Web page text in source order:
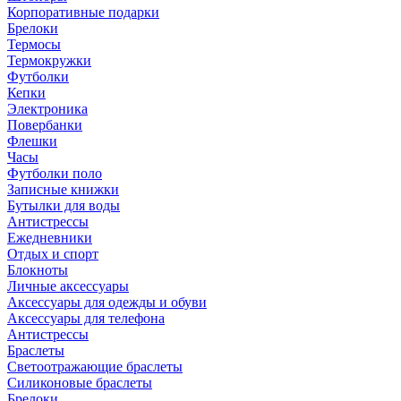
Корпоративные подарки
Брелоки
Термосы
Термокружки
Футболки
Кепки
Электроника
Повербанки
Флешки
Часы
Футболки поло
Записные книжки
Бутылки для воды
Антистрессы
Ежедневники
Отдых и спорт
Блокноты
Личные аксессуары
Аксессуары для одежды и обуви
Аксессуары для телефона
Антистрессы
Браслеты
Светоотражающие браслеты
Силиконовые браслеты